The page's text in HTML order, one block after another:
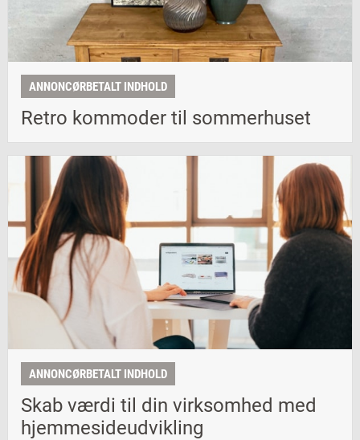
ANNONCØRBETALT INDHOLD
Retro kommoder til sommerhuset
ANNONCØRBETALT INDHOLD
Skab værdi til din virksomhed med
hjemmesideudvikling